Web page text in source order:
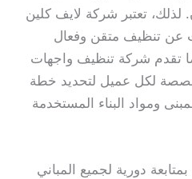
لذلك، تعتبر شركة لايف كلين
عن تنظيف متقن وفعال
تقدم شركة تنظيف واجهات
لكل عميل لتحديد خطة
ومواد البناء المستخدمة
دورية لجميع المباني